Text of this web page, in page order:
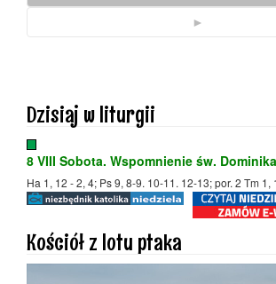
►
Dzisiaj w liturgii
8 VIII Sobota. Wspomnienie św.
Ha 1, 12 - 2, 4; Ps 9, 8-9. 10-11. 12-13; por. 2 Tm 1,
Kościół z lotu ptaka